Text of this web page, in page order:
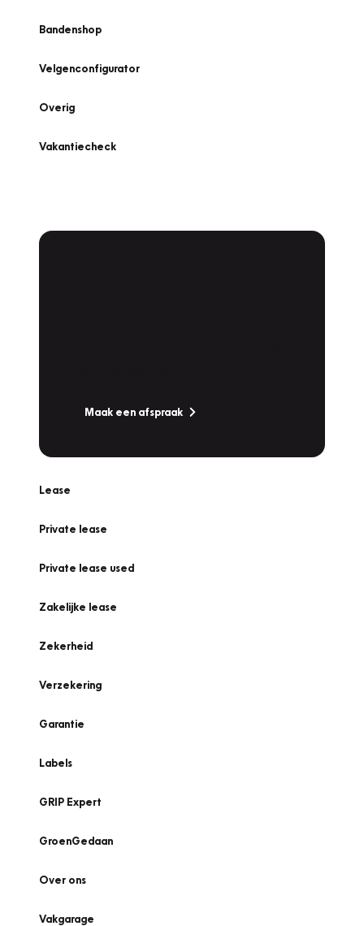
Bandenshop
Velgenconfigurator
Overig
Vakantiecheck
Maak een afspraak
Lease
Private lease
Private lease used
Zakelijke lease
Zekerheid
Verzekering
Garantie
Labels
GRIP Expert
GroenGedaan
Over ons
Vakgarage